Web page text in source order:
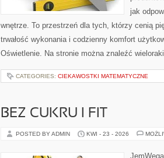
jak
wnętrze. To przestrzeń dla tych, którzy cenią
trwałość wykonania i codzienny komfort
Oświetlenie. Na stronie można znaleźć
CATEGORIES: CIEKAWOSTKI MATEMATYCZNE
BEZ CUKRU I FIT
POSTED BY ADMIN KWI - 23 - 2026